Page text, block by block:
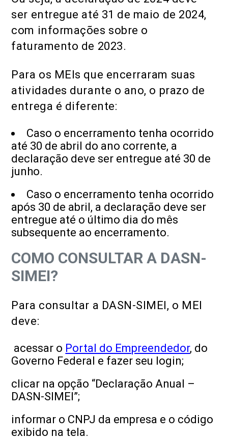
ser entregue até 31 de maio de 2024,
com informações sobre o
faturamento de 2023.
Para os MEIs que encerraram suas
atividades durante o ano, o prazo de
entrega é diferente:
Caso o encerramento tenha ocorrido
até 30 de abril do ano corrente, a
declaração deve ser entregue até 30 de
junho.
Caso o encerramento tenha ocorrido
após 30 de abril, a declaração deve ser
entregue até o último dia do mês
subsequente ao encerramento.
COMO CONSULTAR A DASN-
SIMEI?
Para consultar a DASN-SIMEI, o MEI
deve:
acessar o Portal do Empreendedor, do
Governo Federal e fazer seu login;
clicar na opção “Declaração Anual –
DASN-SIMEI”;
informar o CNPJ da empresa e o código
exibido na tela.